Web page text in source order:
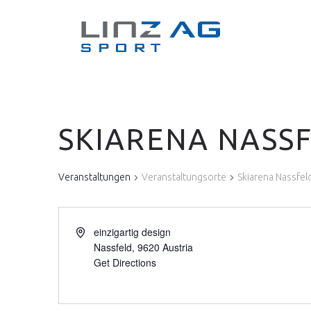
SKIARENA
Veranstaltungen Veranstaltungsorte Skiarena Nassfeld
einzigartig design
Nassfeld, 9620 Austria
Get Directions